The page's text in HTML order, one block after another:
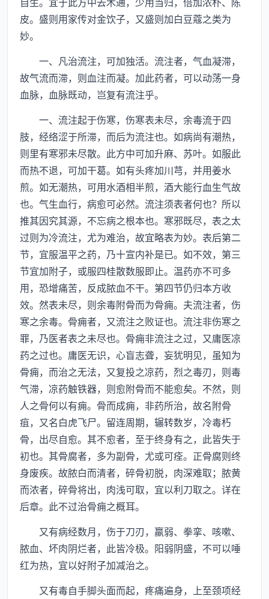
皮。盛则用家传对金饮子，又盛则加白豆蔻之类为
妙。
一、凡治流注，可加独活。流注者，气血凝滞，
故气流而滞，则血注而凝。加此药者，可以动荡一身
血脉，血脉既动，岂复有流注乎。
一、流注起于伤寒，伤寒表未尽，余毒流于四
肢，经络涩于所滞，而后为流注也。如病尚有潮热，
则里有寒邪未尽散。此方中可加升麻、苏叶。如服此
而热不退，可加干葛。如有头疼加川芎，并用姜水
煎。如无潮热，可用水酒相半煎，酒大能行血生气故
也。气生血行，病愈可必然。流注须表者何也？所以
推其因究其源，不忘病之根本也。寒邪既尽，表之太
过则为冷流注，尤为难治，故宜略表为妙。表后第二
节，宜服温平之药，乃十宣内补是已。如不效，第三
节宜加附子，或服四桂散数服即止。温药亦不可多
用，恐增痛苦，反成脓血不干。第四节仍归本方收
效。然表未尽，则余毒附骨而为骨痈。夫流注者，伤
寒之余毒。骨痈者，又流注之败证也。流注非伤寒之
罪，乃医者表之未尽也。骨痈非流注之过，又庸医凉
药之过也。庸医无识，心盲志聋，妄犹明见，虽知为
骨痈，而治之无法，又复投之凉药，烈之毒刃，则毒
气滞，凉药触铁器，则愈附骨而不能愈矣。不然，则
人之骨何以有痈。骨而成痈，非药所治，故名附骨
疽，又名白虎飞尸。留连周期，辗转数岁，冷毒朽
骨，出尽自愈。其不愈者，至于终身有之，此皆失于
初也。其骨腐者，多为副骨，尤或可痊。正骨腐则终
身废疾。故脓白而清者，碎骨初脱，肉深难取；脓黄
而浓者，碎骨将出，肉浅可取，宜以利刀取之。详在
后章。此不过治骨痈之概耳。
又有病经数月，伤于刀刃，羸弱、拳挛、咳嗽、
脓血、坏肉阴烂者，此皆冷极。阳弱阴盛，不可以唾
红为热，宜以好附子加减治之。
又有毒自手脚头面而起，疼痛遍身，上至颈项经